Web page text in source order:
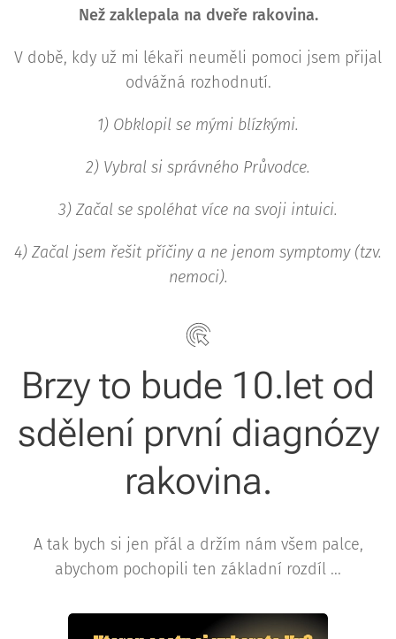
Než zaklepala na dveře rakovina.
V době, kdy už mi lékaři neuměli pomoci jsem přijal
odvážná rozhodnutí.
1) Obklopil se mými blízkými.
2) Vybral si správného Průvodce.
3) Začal se spoléhat více na svoji intuici.
4) Začal jsem řešit příčiny a ne jenom symptomy (tzv.
nemoci).
Brzy to bude 10.let od
sdělení první diagnózy
rakovina.
A tak bych si jen přál a držím nám všem palce,
abychom pochopili ten základní rozdíl ...